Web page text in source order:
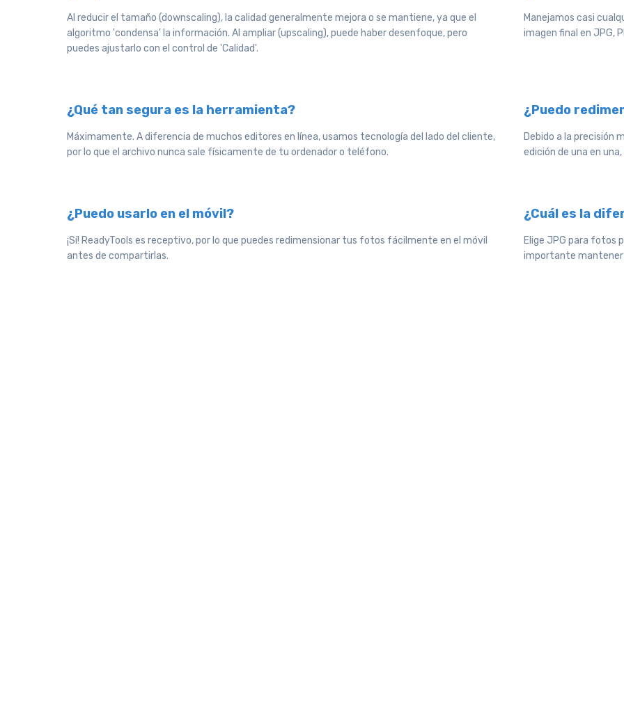
Al reducir el tamaño (downscaling), la calidad generalmente mejora o se mantiene, ya que el
algoritmo 'condensa' la información. Al ampliar (upscaling), puede haber desenfoque, pero
puedes ajustarlo con el control de 'Calidad'.
Manejamos casi
imagen final en JPG,
¿Qué tan segura es la herramienta?
Máximamente. A diferencia de muchos editores en línea, usamos tecnología del lado del cliente,
por lo que el archivo nunca sale físicamente de tu ordenador o teléfono.
¿Puedo
Debido a la precisión
edición de una en
¿Puedo usarlo en el móvil?
¡Sí! ReadyTools es receptivo, por lo que puedes redimensionar tus fotos fácilmente en el móvil
antes de compartirlas.
¿Cuál es la
Elige JPG para fotos
importante